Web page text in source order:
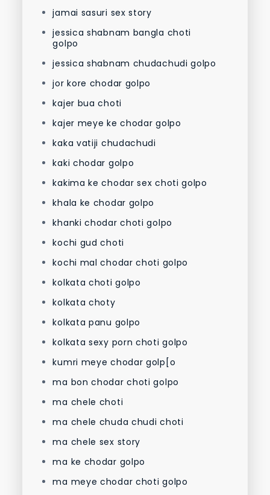
jamai sasuri sex story
jessica shabnam bangla choti
golpo
jessica shabnam chudachudi golpo
jor kore chodar golpo
kajer bua choti
kajer meye ke chodar golpo
kaka vatiji chudachudi
kaki chodar golpo
kakima ke chodar sex choti golpo
khala ke chodar golpo
khanki chodar choti golpo
kochi gud choti
kochi mal chodar choti golpo
kolkata choti golpo
kolkata choty
kolkata panu golpo
kolkata sexy porn choti golpo
kumri meye chodar golp[o
ma bon chodar choti golpo
ma chele choti
ma chele chuda chudi choti
ma chele sex story
ma ke chodar golpo
ma meye chodar choti golpo